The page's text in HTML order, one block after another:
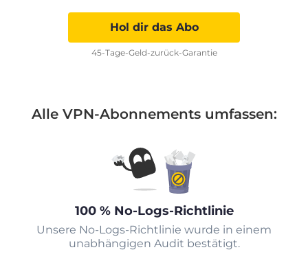
Hol dir das Abo
45-Tage-Geld-zurück-Garantie
Alle VPN-Abonnements umfassen:
100 % No-Logs-Richtlinie
Unsere No-Logs-Richtlinie wurde in einem
unabhängigen Audit bestätigt.